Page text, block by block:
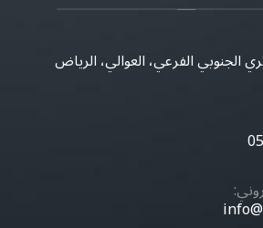
الجنوبي الفرعي، العوالي، الرياض